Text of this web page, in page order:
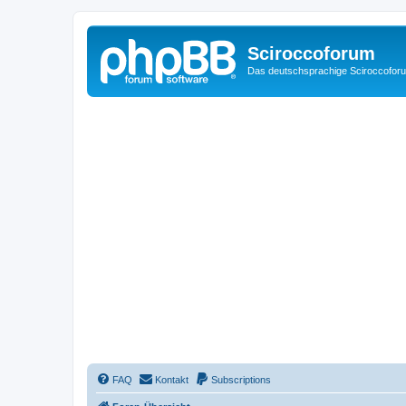
Sciroccoforum
Das deutschsprachige
FAQ Kontakt Subscriptions